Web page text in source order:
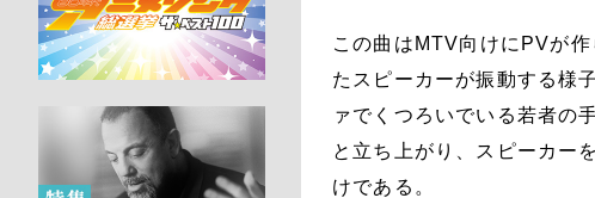
この曲はMTV向けにPVが
たスピーカーが振動する様
ァでくつろいでいる若者の
と立ち上がり、スピーカ
けである。